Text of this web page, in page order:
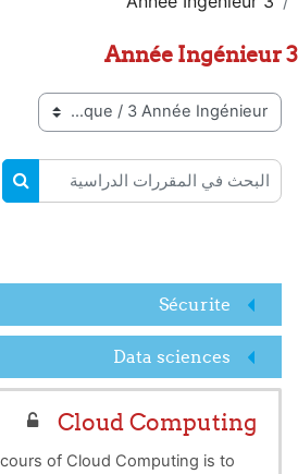
3 Année Ingénieur
تصنيفات المقررات
البحث في المقررات الدراسية
Sécurite
Data sciences
Cloud Computing
of Cloud Computing is to